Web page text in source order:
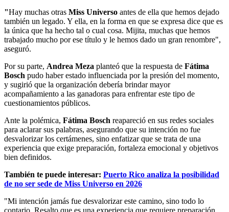
"Hay muchas otras Miss Universo antes de ella que hemos dejado
también un legado. Y ella, en la forma en que se expresa dice que es
la única que ha hecho tal o cual cosa. Mijita, muchas que hemos
trabajado mucho por ese título y le hemos dado un gran renombre",
aseguró.
Por su parte, Andrea Meza planteó que la respuesta de Fátima
Bosch pudo haber estado influenciada por la presión del momento,
y sugirió que la organización debería brindar mayor
acompañamiento a las ganadoras para enfrentar este tipo de
cuestionamientos públicos.
Ante la polémica, Fátima Bosch reapareció en sus redes sociales
para aclarar sus palabras, asegurando que su intención no fue
desvalorizar los certámenes, sino enfatizar que se trata de una
experiencia que exige preparación, fortaleza emocional y objetivos
bien definidos.
También te puede interesar: Puerto Rico analiza la posibilidad
de no ser sede de Miss Universo en 2026
"Mi intención jamás fue desvalorizar este camino, sino todo lo